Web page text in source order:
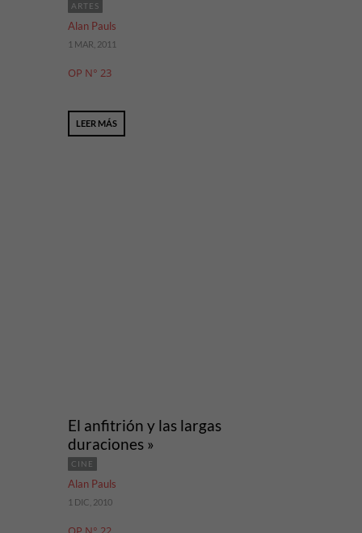
ARTES
Alan Pauls
1 MAR, 2011
OP N° 23
LEER MÁS
El anfitrión y las largas
duraciones »
CINE
Alan Pauls
1 DIC, 2010